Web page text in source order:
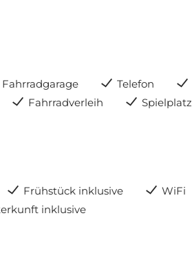
Fahrradgarage Telefon
Fahrradverleih Spielplatz
Frühstück inklusive WiFi
inklusive